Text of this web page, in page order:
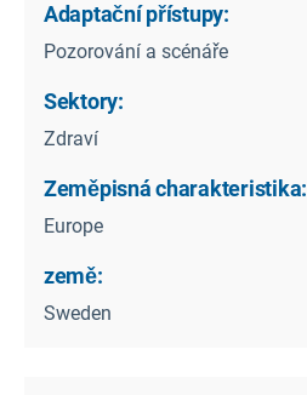
Adaptační přístupy:
Pozorování a scénáře
Sektory:
Zdraví
Zeměpisná charakteristika:
Europe
země:
Sweden